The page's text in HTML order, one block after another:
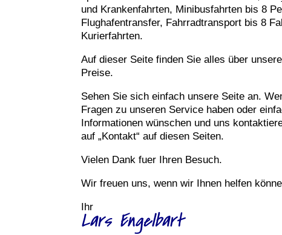
und Krankenfahrten, Minibusfahrten bis 8
Flughafentransfer, Fahrradtransport bis 8
Kurierfahrten.
Auf dieser Seite finden Sie alles über
Preise.
Sehen Sie sich einfach unsere Seite an.
Fragen zu unseren Service haben oder
Informationen wünschen und uns
auf „Kontakt“ auf diesen Seiten.
Vielen Dank fuer Ihren Besuch.
Wir freuen uns, wenn wir Ihnen helfen
Ihr
Lars Engelbart